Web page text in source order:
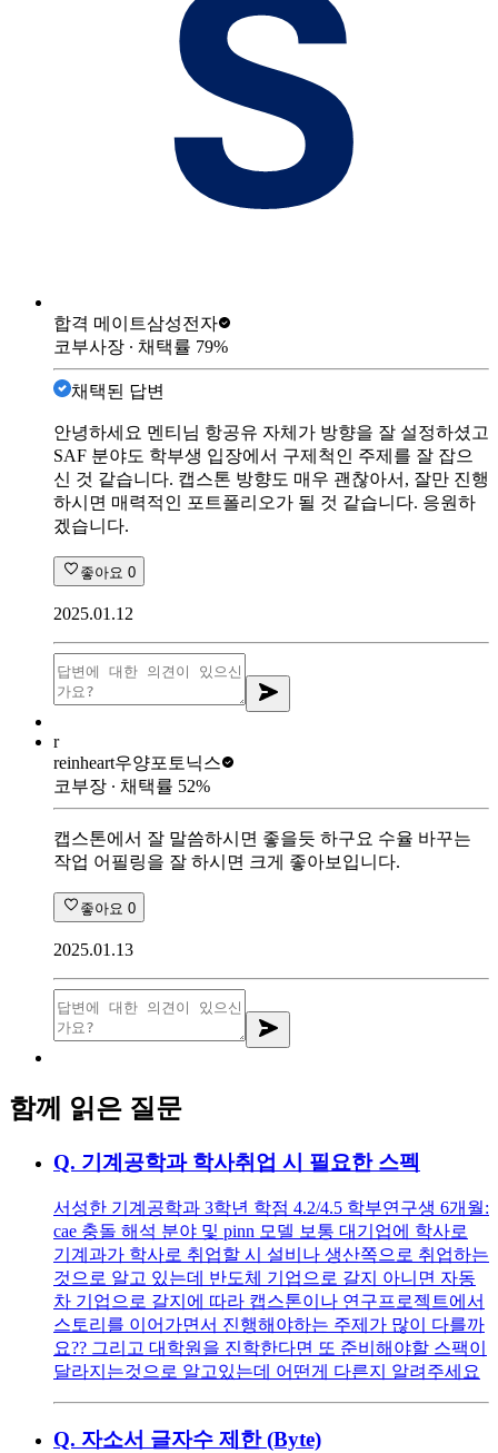
합격 메이트삼성전자
코부사장 ∙ 채택률 79%
채택된 답변
안녕하세요 멘티님 항공유 자체가 방향을 잘 설정하셨고
SAF 분야도 학부생 입장에서 구제척인 주제를 잘 잡으
신 것 같습니다. 캡스톤 방향도 매우 괜찮아서, 잘만 진행
하시면 매력적인 포트폴리오가 될 것 같습니다. 응원하
겠습니다.
좋아요 0
2025.01.12
r
reinheart우양포토닉스
코부장 ∙ 채택률 52%
캡스톤에서 잘 말씀하시면 좋을듯 하구요 수율 바꾸는
작업 어필링을 잘 하시면 크게 좋아보입니다.
좋아요 0
2025.01.13
함께 읽은 질문
Q. 기계공학과 학사취업 시 필요한 스펙
서성한 기계공학과 3학년 학점 4.2/4.5 학부연구생 6개월:
cae 충돌 해석 분야 및 pinn 모델 보통 대기업에 학사로
기계과가 학사로 취업할 시 설비나 생산쪽으로 취업하는
것으로 알고 있는데 반도체 기업으로 갈지 아니면 자동
차 기업으로 갈지에 따라 캡스톤이나 연구프로젝트에서
스토리를 이어가면서 진행해야하는 주제가 많이 다를까
요?? 그리고 대학원을 진학한다면 또 준비해야할 스팩이
달라지는것으로 알고있는데 어떤게 다른지 알려주세요
Q. 자소서 글자수 제한 (Byte)